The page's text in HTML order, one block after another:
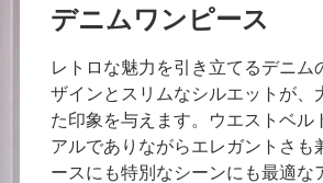
デニムワンピース
レトロな魅力を引き立てるデニ
ザインとスリムなシルエットが
た印象を与えます。ウエストベル
アルでありながらエレガントさ
ースにも特別なシーンにも最適な